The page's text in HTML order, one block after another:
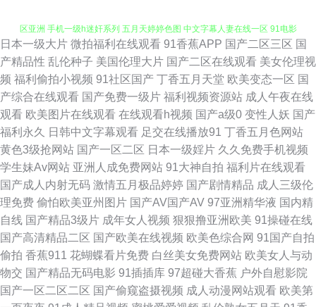
欧美久久精品网站 超碰白白色 免费国产视频 日韩天堂无码 日韩精品一区二
区亚洲 手机一级h迷奸系列 五月天婷婷色图 中文字幕人妻在线一区 91电影
成人 91在线观看玖玖 AV日韩黄色网址 成人性交免费在线观看 精品久热在线
观看 内射尤物人妻14p 91无码午夜人妻蜜桃 91麻豆久久 影音先锋操你av在
线 国产福利久久 久热精品视频 伦理片网址 人人爱人人干人人操 日韩一级视
频 夜夜精品一区二区无码 91she人妻 91p在线论坛 91亲99 91网址黄 欧美色
图21P 91亚洲熟女 草黑丝大香蕉 成人网址 传媒福利在线导航 精品少妇一区
二区 久久一级 狼人久久乐 久久中文字幕懂色网 欧美国产日韩成人 青娱乐福
日本一级大片 微拍福利在线观看 91香蕉APP 国产二区三区 国
产精品性 乱伦种子 美国伦理大片 国产二区在线观看 美女伦理视
频 福利偷拍小视频 91社区国产 丁香五月天堂 欧美变态一区 国
产综合在线观看 国产免费一级片 福利视频资源站 成人午夜在线
观看 欧美图片在线观看 在线观看h视频 国产a级0 变性人妖 国产
福利永久
日韩中文字幕观看 足交在线播放91 丁香五月色网站
黄色3级抢网站 国产一区二区 日本一级婬片 久久免费手机视频
学生妹Av网站 亚洲人成免费网站 91大神自拍 福利片在线观看
国产成人内射无码 激情五月极品婷婷 国产剧情精品 成人三级伦
理免费 偷怕欧美亚州图片 国产AV国产AV 97亚洲精华液 国内精
自线 国产精品3级片 成年女人视频 狠狠撸亚洲欧美 91操碰在线
国产高清精品二区 国产欧美在线视频 欧美色综合网 91国产自拍
偷拍 香蕉911 花蝴蝶看片免费 白丝美女免费网站 欧美女人与动
物交 国产精品无码电影 91插插库 97超碰大香蕉 户外自慰影院
国产一区二区二区 国产偷窥盗摄视频 成人动漫网站观看 欧美第